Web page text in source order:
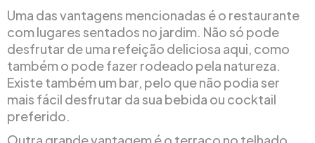
Uma das vantagens mencionadas é o restaurante
com lugares sentados no jardim. Não só pode
desfrutar de uma refeição deliciosa aqui, como
também o pode fazer rodeado pela natureza.
Existe também um bar, pelo que não podia ser
mais fácil desfrutar da sua bebida ou cocktail
preferido.
Outra grande vantagem é o terraço no telhado,